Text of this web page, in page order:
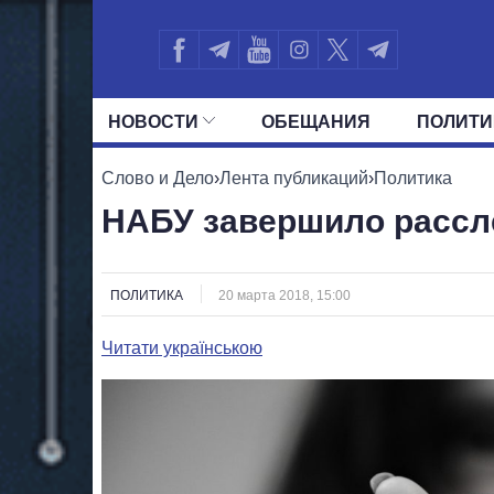
НОВОСТИ ОБЕЩАНИЯ
ВСЕ ПОЛИТИКИ ПРЕЗИДЕНТ И
Слово и Дело›Лента публикаций›Политика
НАБУ завершило
ПОЛИТИКА 20 марта 2018, 15:00
Читати українською